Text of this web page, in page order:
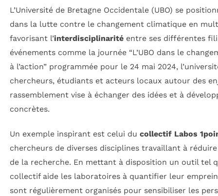
L’Université de Bretagne Occidentale (UBO) se
dans la lutte contre le changement climatique en
favorisant l’interdisciplinarité entre ses différentes
événements comme la journée “L’UBO dans le
à l’action” programmée pour le 24 mai 2024,
chercheurs, étudiants et acteurs locaux autour des
rassemblement vise à échanger des idées et à
concrètes.
Un exemple inspirant est celui du collectif Labos
chercheurs de diverses disciplines travaillant à
de la recherche. En mettant à disposition un outil tel
collectif aide les laboratoires à quantifier leur
sont régulièrement organisés pour sensibiliser les